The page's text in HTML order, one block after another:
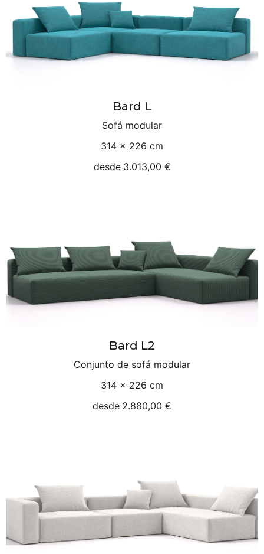
Bard L
Sofá modular
314 × 226 cm
desde 3.013,00 €
Bard L2
Conjunto de sofá modular
314 × 226 cm
desde 2.880,00 €